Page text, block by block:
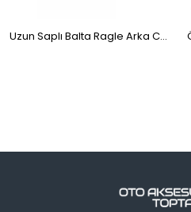
Uzun Saplı Balta Ragle Arka Cam Filmi Çekme Aparatı Sarı Siyah 35x13cm